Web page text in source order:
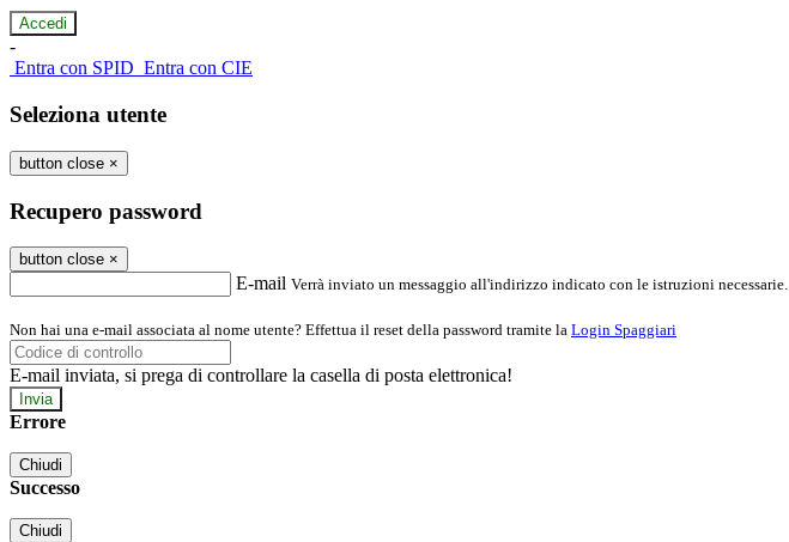
-
Entra con SPID Entra con CIE
Seleziona utente
button close ×
Recupero password
button close ×
E-mail Verrà inviato un messaggio all'indirizzo indicato con le istruzioni necessarie.
Non hai una e-mail associata al nome utente? Effettua il reset della password tramite la Login Spaggiari
E-mail inviata, si prega di controllare la casella di posta elettronica!
Errore
Chiudi
Successo
Chiudi